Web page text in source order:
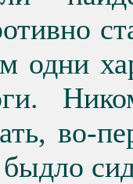
одни
во-